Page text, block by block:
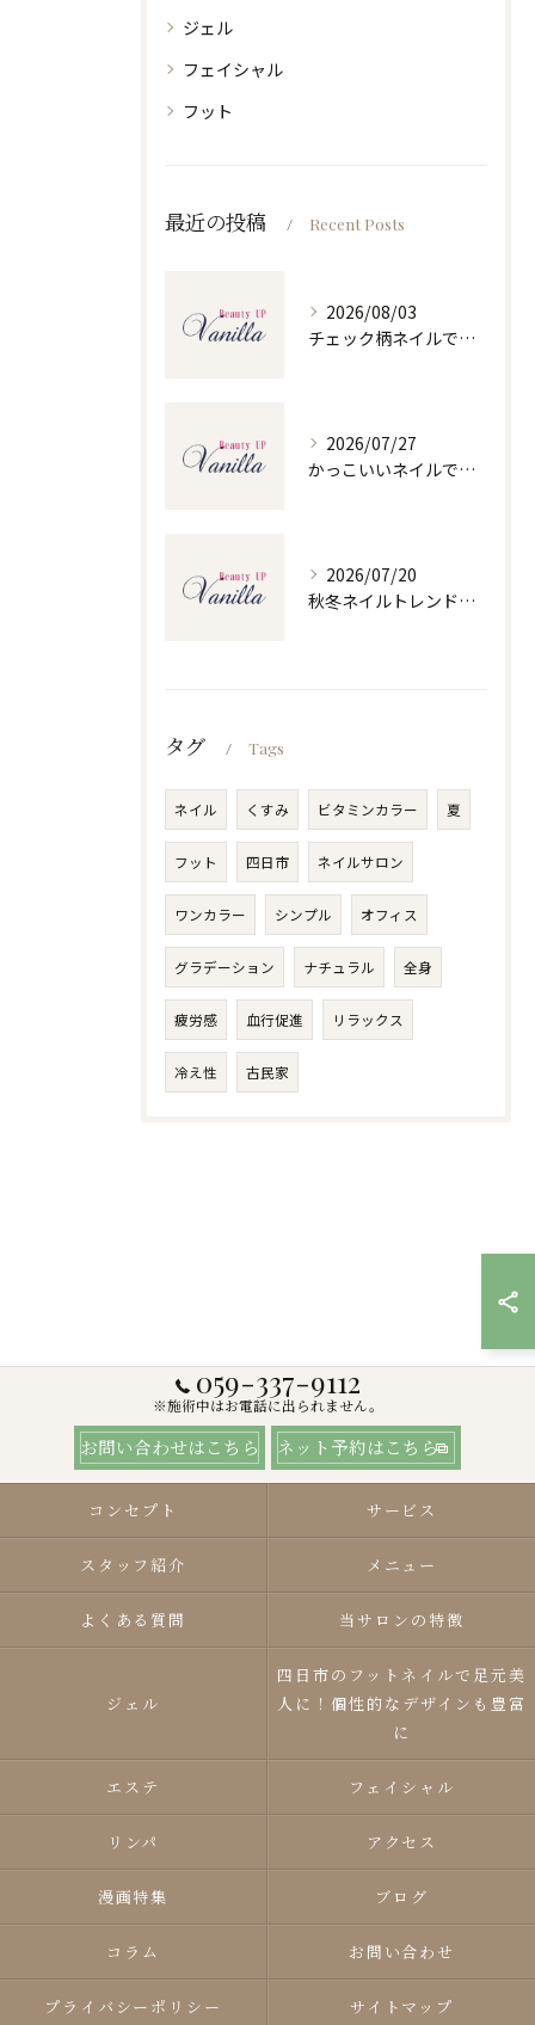
ジェル
フェイシャル
フット
最近の投稿 Recent Posts
2026/08/03
チェック柄ネイルで人気ネイルを大人可愛くセルフで仕上げるコツと季節別デザイン集
2026/07/27
かっこいいネイルで人気ネイルを三重県四日市市和無田町で楽しむポイント
2026/07/20
秋冬ネイルトレンドで人気ネイルを大人上品に楽しむ旬デザイン実践ガイド
タグ Tags
ネイル くすみ ビタミンカラー 夏
フット 四日市 ネイルサロン
ワンカラー シンプル オフィス
グラデーション ナチュラル 全身
疲労感 血行促進 リラックス
冷え性 古民家
059-337-9112
※施術中はお電話に出られません。
お問い合わせはこちら ネット予約はこちら
コンセプト サービス
スタッフ紹介 メニュー
よくある質問 当サロンの特徴
ジェル
四日市のフットネイルで足元美
人に！個性的なデザインも豊富
に
エステ フェイシャル
リンパ アクセス
漫画特集 ブログ
コラム お問い合わせ
プライバシーポリシー サイトマップ